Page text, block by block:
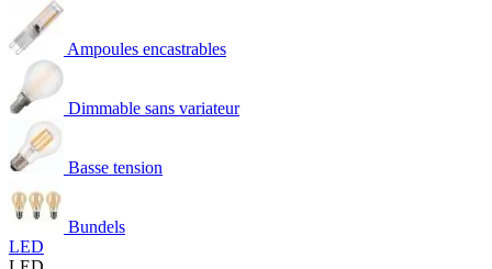
Ampoules encastrables
Dimmable sans variateur
Basse tension
Bundels
LED